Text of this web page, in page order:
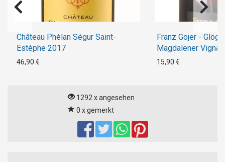
Château Phélan Ségur Saint-
Estèphe 2017
46,90 €
Franz Gojer -
Magdalener Vigna
15,90 €
1292 x angesehen
0 x gemerkt